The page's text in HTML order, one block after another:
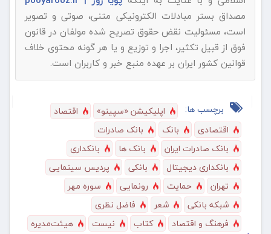
مصداق بستر مبادلات الکترونیکی متنی، صوتی و تصویر
است، مسئولیت نقض حقوق تصریح شده مولفان در قانون
فوق از قبیل تکثیر، اجرا و توزیع و یا هر گونه محتوی خلاف
قوانین کشور ایران بر عهده منبع خبر و کاربران است.
برچسب ها: اپلیکیشن «سپینو»
اقتصاد
اقتصادی
بانک
بانک صادرات
بانک صادرات ایران
بانک ها
بانکداری
بانکداری دیجیتال
بانکی
پردیس سینمایی
تهران
حمایت رونمایی
سوره مهر
شبکه بانکی
شعر
فاضل نظری
فرهنگ و اقتصاد
کتاب نیست هیئت‌مدیره